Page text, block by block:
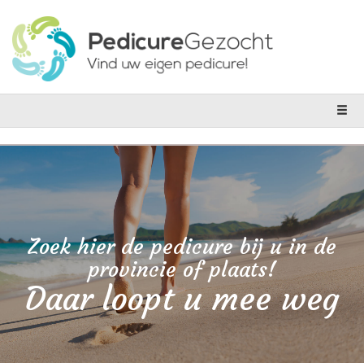
Zoek hier de pedicure bij u in de
provincie of plaats!
Daar loopt u mee weg